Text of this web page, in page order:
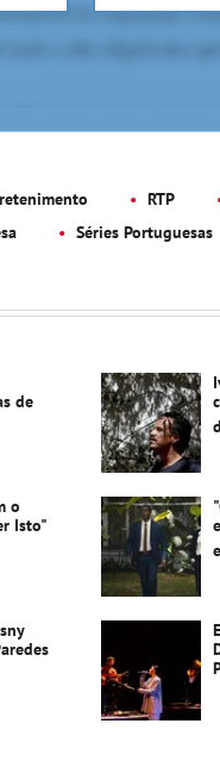
RTP
Séries Portuguesas
de
o
Isto"